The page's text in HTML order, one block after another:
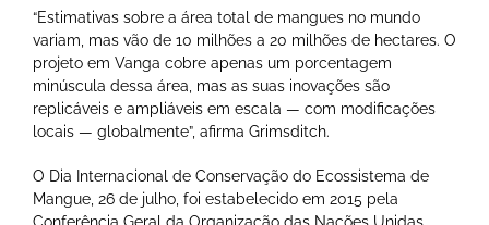
“Estimativas sobre a área total de mangues no mundo
variam, mas vão de 10 milhões a 20 milhões de hectares. O
projeto em Vanga cobre apenas um porcentagem
minúscula dessa área, mas as suas inovações são
replicáveis e ampliáveis em escala — com modificações
locais — globalmente”, afirma Grimsditch.
O Dia Internacional de Conservação do Ecossistema de
Mangue, 26 de julho, foi estabelecido em 2015 pela
Conferência Geral da Organização das Nações Unidas